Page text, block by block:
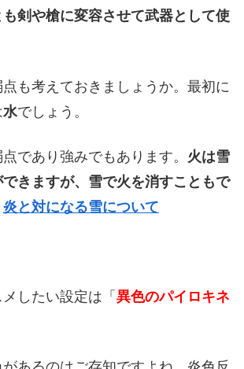
剣や槍に変容させて武器として使
も考えておきましょうか。最初に
水でしょう。
であり強みでもあります。 火は雪
きますが、雪で火を消すこともで
炎と対になる雪について
したい設定は「 異色のパイロキネ